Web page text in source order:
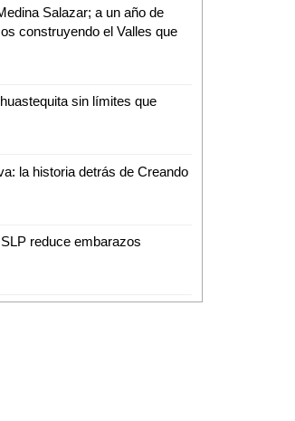
Salazar; a un año de
construyendo el Valles que
sin límites que
la historia detrás de Creando
reduce embarazos